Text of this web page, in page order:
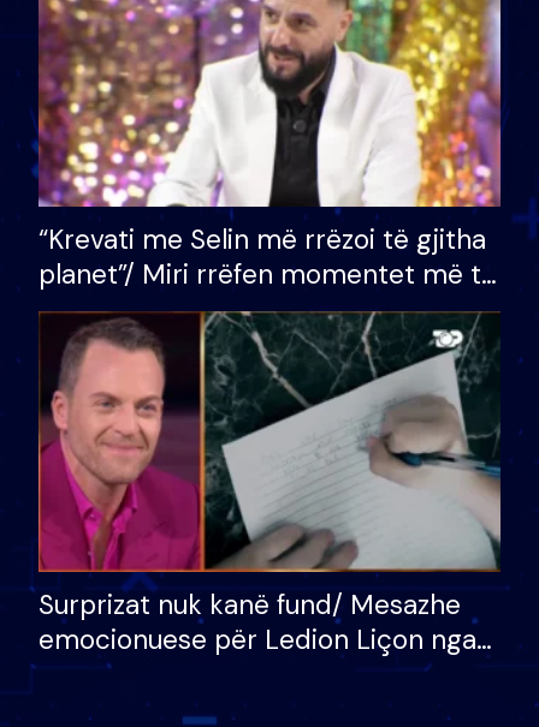
“Krevati me Selin më rrëzoi të gjitha
planet”/ Miri rrëfen momentet më të
bukura në shtëpinë e BB VIP: Do më
mungojë zilja e mëngjesit kur…
Surprizat nuk kanë fund/ Mesazhe
emocionuese për Ledion Liçon nga
nëna dhe fëmijët e tij, moderatori
nuk i mban dot lotët: Nuk meritoj…